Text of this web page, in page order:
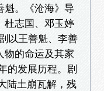
魁。《沧海》导
杜志国、邓玉婷
以王善魁、李善
物的命运及其家
的发展历程。剧
陆土崩瓦解，残